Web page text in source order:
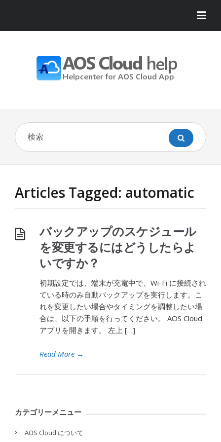
Articles Tagged: automatic
バックアップのスケジュール
を変更するにはどうしたらよ
いですか？
初期設定では、端末が充電中で、Wi-Fi に接続され
ている時のみ自動バックアップを実行します。こ
れを変更したい場合やタイミングを調整したい場
合は、以下の手順を行ってください。 AOS Cloud
アプリを開きます。 左上 […]
Read More →
カテゴリーメニュー
AOS Cloud について